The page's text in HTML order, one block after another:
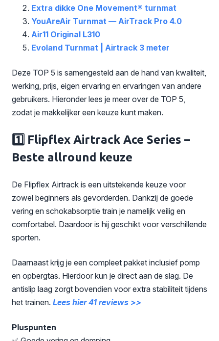
Extra dikke One Movement® turnmat
YouAreAir Turnmat — AirTrack Pro 4.0
Air11 Original L310
Evoland Turnmat | Airtrack 3 meter
Deze TOP 5 is samengesteld aan de hand van kwaliteit,
werking, prijs, eigen ervaring en ervaringen van andere
gebruikers. Hieronder lees je meer over de TOP 5,
zodat je makkelijker een keuze kunt maken.
1️⃣ Flipflex Airtrack Ace Series –
Beste allround keuze
De Flipflex Airtrack is een uitstekende keuze voor
zowel beginners als gevorderden. Dankzij de goede
vering en schokabsorptie train je namelijk veilig en
comfortabel. Daardoor is hij geschikt voor verschillende
sporten.
Daarnaast krijg je een compleet pakket inclusief pomp
en opbergtas. Hierdoor kun je direct aan de slag. De
antislip laag zorgt bovendien voor extra stabiliteit tijdens
het trainen. Lees hier 41 reviews >>
Pluspunten